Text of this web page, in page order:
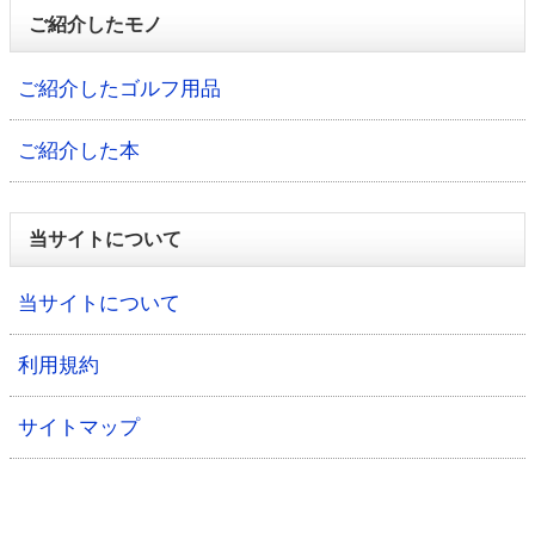
ご紹介したモノ
ご紹介したゴルフ用品
ご紹介した本
当サイトについて
当サイトについて
利用規約
サイトマップ